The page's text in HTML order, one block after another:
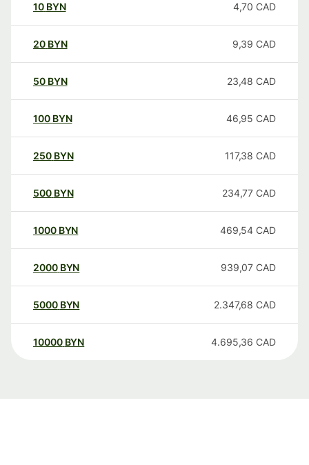
10 BYN 4,70 CAD
20 BYN 9,39 CAD
50 BYN 23,48 CAD
100 BYN 46,95 CAD
250 BYN 117,38 CAD
500 BYN 234,77 CAD
1000 BYN 469,54 CAD
2000 BYN 939,07 CAD
5000 BYN 2.347,68 CAD
10000 BYN 4.695,36 CAD